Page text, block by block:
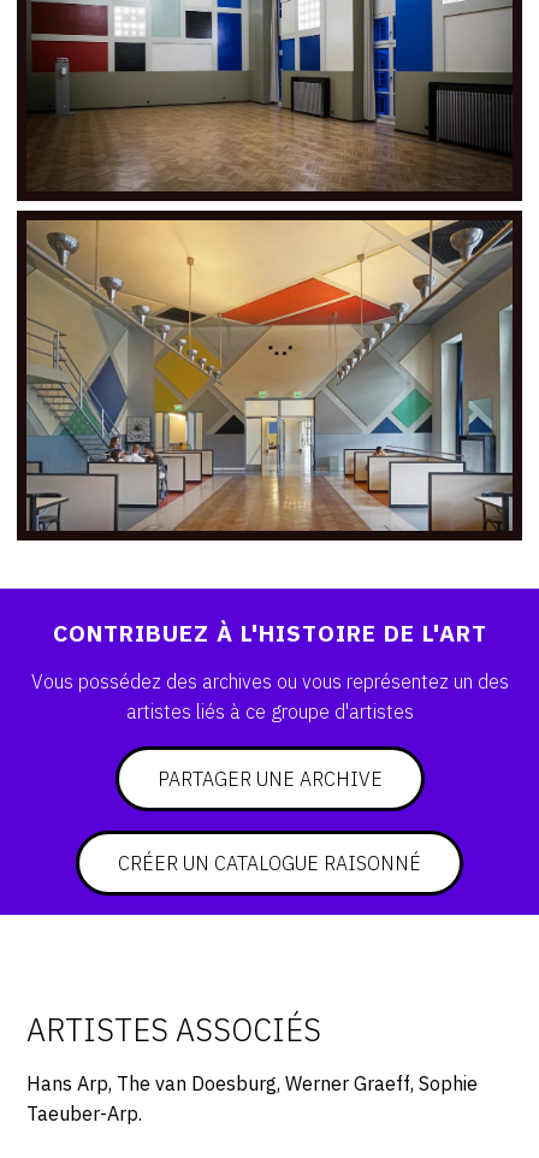
CONTRIBUEZ À L'HISTOIRE DE L'ART
Vous possédez des archives ou vous représentez un des
artistes liés à ce groupe d'artistes
PARTAGER UNE ARCHIVE
CRÉER UN CATALOGUE RAISONNÉ
ARTISTES ASSOCIÉS
Hans Arp, The van Doesburg, Werner Graeff, Sophie
Taeuber-Arp.